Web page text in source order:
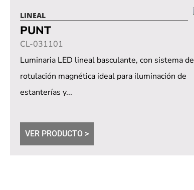
LINEAL
PUNT
CL-031101
Luminaria LED lineal basculante, con sistema de
rotulación magnética ideal para iluminación de
estanterías y...
VER PRODUCTO >